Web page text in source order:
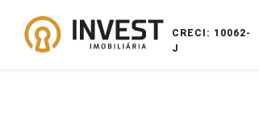
CRECI: 10062-
J